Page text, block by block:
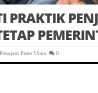
PRAKTIK
Penajam Paser Utara 0